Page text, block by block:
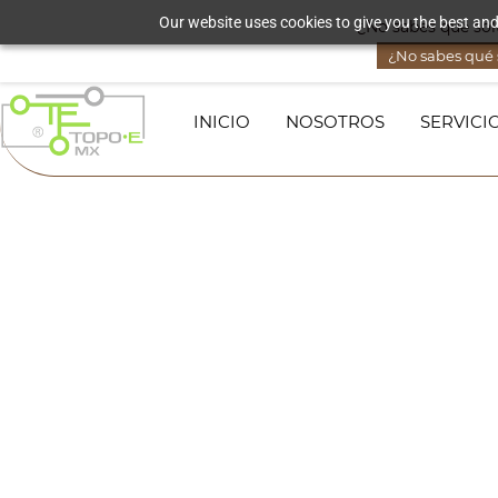
Our website uses cookies to give you the best
content
lorena@topoequipos.mx 3321016582
INICIO NOSOTROS
¿No sabes qué
¿No sabes